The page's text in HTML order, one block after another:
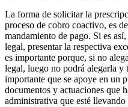
La forma de solicitar la
proceso de cobro coactivo, es
mandamiento de pago. Si es
legal, presentar la respectiva
es importante porque, si no
legal, luego no podrá alegarla y
importante que se apoye en un
documentos y actuaciones que
administrativa que esté